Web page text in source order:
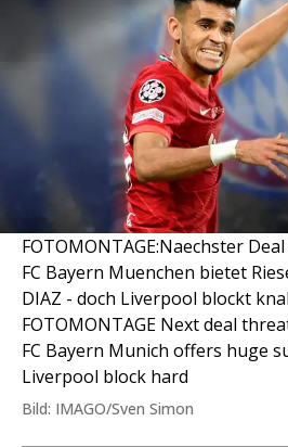
FOTOMONTAGE:Naechster
FC Bayern Muenchen bietet
DIAZ - doch Liverpool blockt
FOTOMONTAGE Next deal
FC Bayern Munich offers huge
Liverpool block hard
Bild: IMAGO/Sven Simon